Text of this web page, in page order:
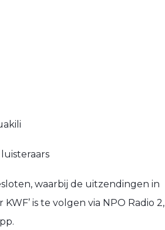
waarbij de uitzendingen in
is te volgen via NPO Radio 2,